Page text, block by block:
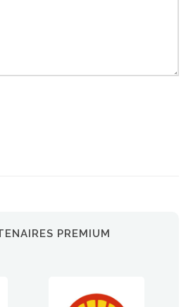
PREMIUM